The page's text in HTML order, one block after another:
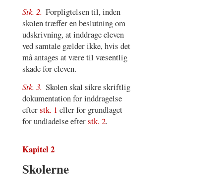
Stk. 2. Forpligtelsen til, inden
skolen træffer en beslutning om
udskrivning, at inddrage eleven
ved samtale gælder ikke, hvis det
må antages at være til væsentlig
skade for eleven.
Stk. 3. Skolen skal sikre skriftlig
dokumentation for inddragelse
efterstk. 1 eller for grundlaget
for undladelse efterstk. 2.
Kapitel 2
Skolerne